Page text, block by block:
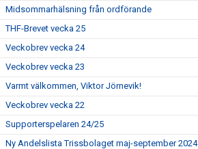
Midsommarhälsning från ordförande
THF-Brevet vecka 25
Veckobrev vecka 24
Veckobrev vecka 23
Varmt välkommen, Viktor Jörnevik!
Veckobrev vecka 22
Supporterspelaren 24/25
Ny Andelslista Trissbolaget maj-september 2024